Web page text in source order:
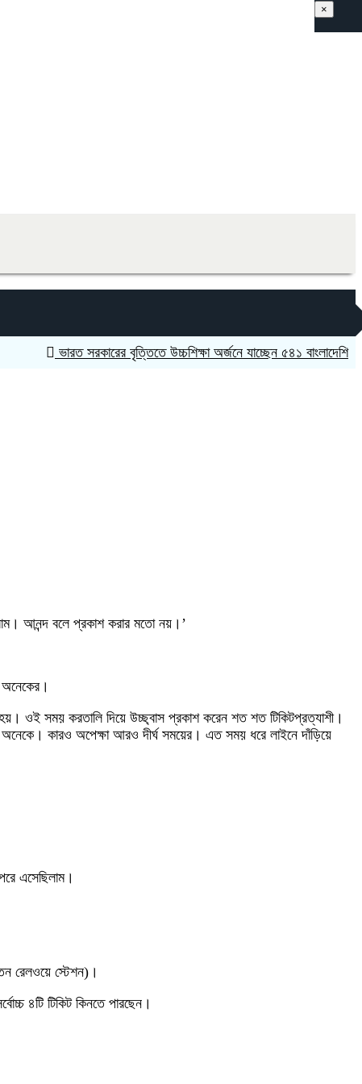
ভারত সরকারের বৃত্তিতে উচ্চশিক্ষা অর্জনে যাচ্ছেন ৫৪১ বাংলাদেশি
×
আনন্দ বলে প্রকাশ করার মতো নয়।’
অনেকের।
ওই সময় করতালি দিয়ে উচ্ছ্বাস প্রকাশ করেন শত শত টিকিটপ্রত্যাশী।
কারও অপেক্ষা আরও দীর্ঘ সময়ের। এত সময় ধরে লাইনে দাঁড়িয়ে
এসেছিলাম।
রেলওয়ে স্টেশন)।
৪টি টিকিট কিনতে পারছেন।